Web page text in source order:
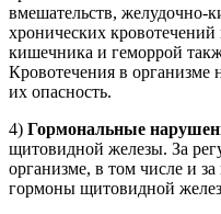
вмешательств, желудочно-
хронических кровотечений
кишечника и геморрой
Кровотечения в
их опасность.
4) Гормональные
щитовидной железы. За
организме, в том числе и
гормоны щитовидной